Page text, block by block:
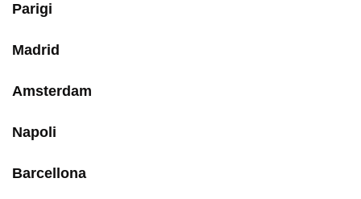
Parigi
Madrid
Amsterdam
Napoli
Barcellona